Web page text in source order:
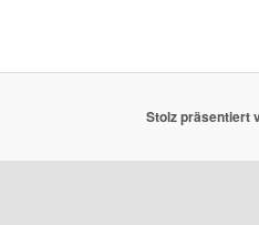
Stolz präsentiert